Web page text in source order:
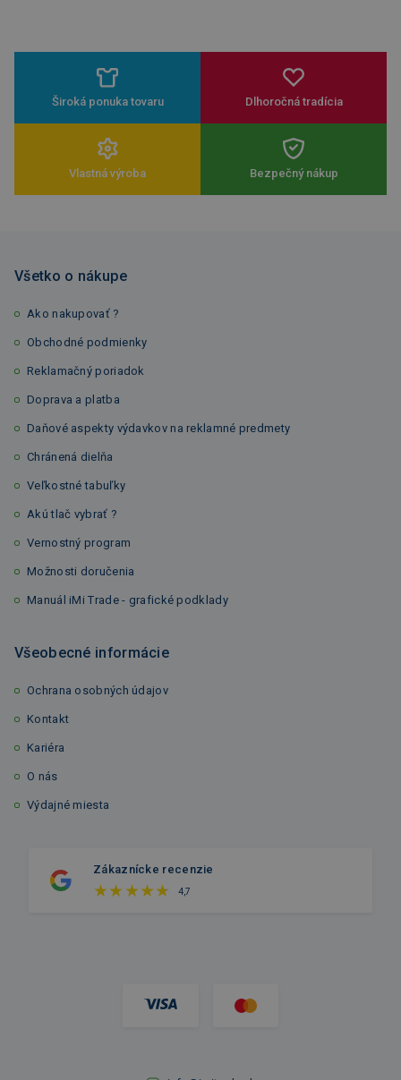
Široká ponuka tovaru Dlhoročná tradícia
Vlastná výroba Bezpečný nákup
Všetko o nákupe
Ako nakupovať ?
Obchodné podmienky
Reklamačný poriadok
Doprava a platba
Daňové aspekty výdavkov na reklamné predmety
Chránená dielňa
Veľkostné tabuľky
Akú tlač vybrať ?
Vernostný program
Možnosti doručenia
Manuál iMi Trade - grafické podklady
Všeobecné informácie
Ochrana osobných údajov
Kontakt
Kariéra
O nás
Výdajné miesta
Zákaznícke recenzie
4,7